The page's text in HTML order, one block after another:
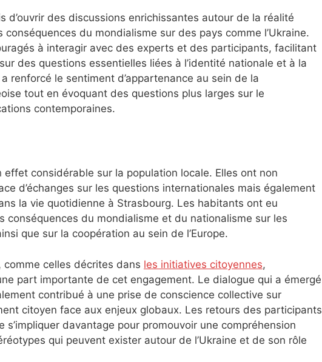
d’ouvrir des discussions enrichissantes autour de la réalité
conséquences du mondialisme sur des pays comme l’Ukraine.
à interagir avec des experts et des participants, facilitant
des questions essentielles liées à l’identité nationale et à la
renforcé le sentiment d’appartenance au sein de la
tout en évoquant des questions plus larges sur le
contemporaines.
effet considérable sur la population locale. Elles ont non
d’échanges sur les questions internationales mais également
la vie quotidienne à Strasbourg. Les habitants ont eu
conséquences du mondialisme et du nationalisme sur les
que sur la coopération au sein de l’Europe.
celles décrites dans les initiatives citoyennes,
part importante de cet engagement. Le dialogue qui a émergé
contribué à une prise de conscience collective sur
citoyen face aux enjeux globaux. Les retours des participants
s’impliquer davantage pour promouvoir une compréhension
qui peuvent exister autour de l’Ukraine et de son rôle